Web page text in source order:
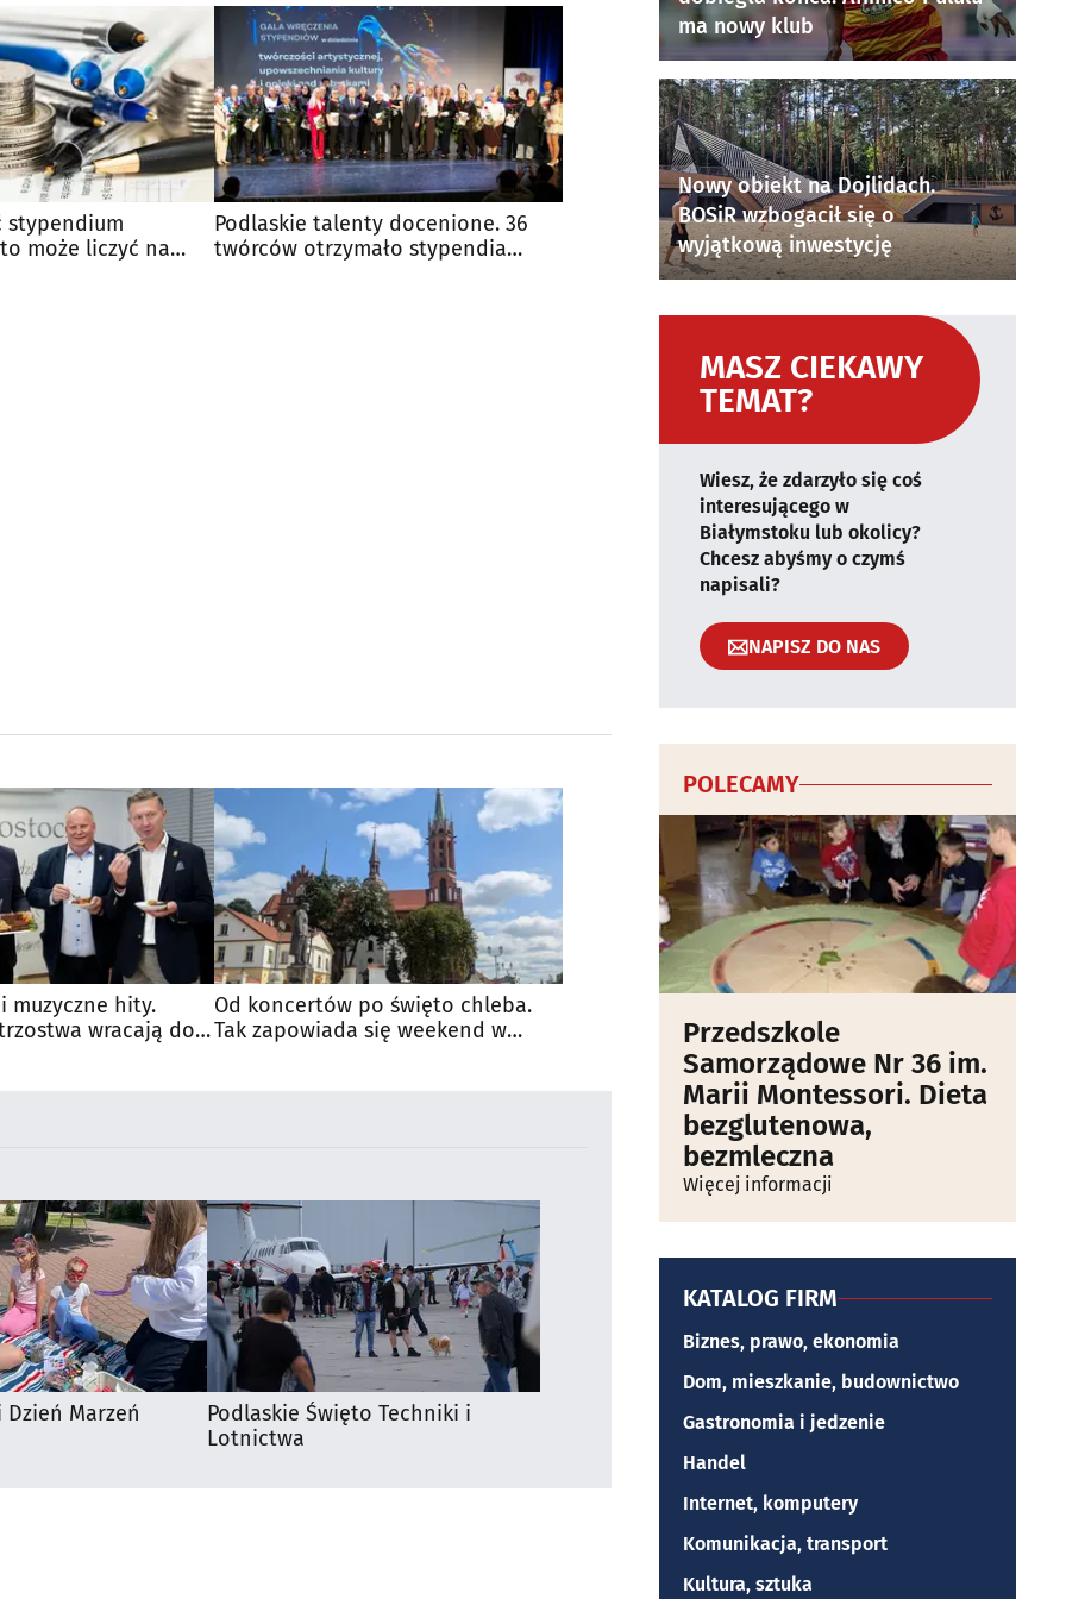
stypendium
może liczyć na
Podlaskie talenty docenione. 36
twórców otrzymało stypendia
muzyczne hity.
wracają do
Od koncertów po święto chleba.
Tak zapowiada się weekend w
Marzeń
Podlaskie Święto Techniki i
Lotnictwa
ma nowy klub
Nowy obiekt na Dojlidach.
BOSiR wzbogacił się o
wyjątkową inwestycję
MASZ CIEKAWY
TEMAT?
Wiesz, że zdarzyło się coś
interesującego w
Białymstoku lub okolicy?
Chcesz abyśmy o czymś
napisali?
NAPISZ DO NAS
POLECAMY
Przedszkole
Samorządowe Nr 36 im.
Marii Montessori. Dieta
bezglutenowa,
bezmleczna
Więcej informacji
KATALOG FIRM
Biznes, prawo, ekonomia
Dom, mieszkanie, budownictwo
Gastronomia i jedzenie
Handel
Internet, komputery
Komunikacja, transport
Kultura, sztuka